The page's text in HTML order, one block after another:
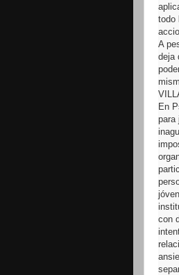
todo
A
deja
En
para
con